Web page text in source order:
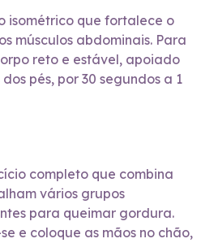
isométrico que fortalece o
músculos abdominais. Para
reto e estável, apoiado
pés, por 30 segundos a 1
completo que combina
vários grupos
para queimar gordura.
e coloque as mãos no chão,